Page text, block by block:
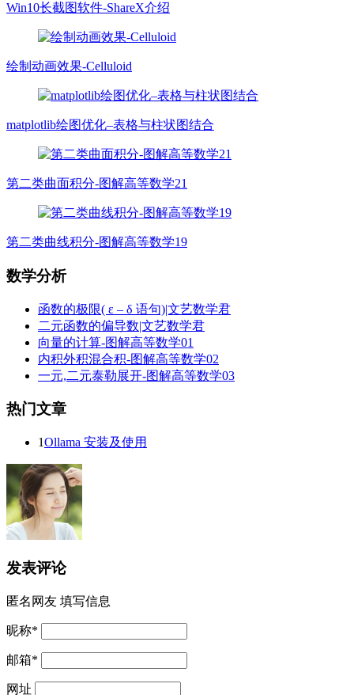
Win10长截图软件-ShareX介绍
绘制动画效果-Celluloid
matplotlib绘图优化–表格与柱状图结合
第二类曲面积分-图解高等数学21
第二类曲线积分-图解高等数学19
数学分析
函数的极限( ε – δ 语句)|文艺数学君
二元函数的偏导数|文艺数学君
向量的计算-图解高等数学01
内积外积混合积-图解高等数学02
一元,二元泰勒展开-图解高等数学03
热门文章
1Ollama 安装及使用
发表评论
匿名网友 填写信息
昵称*
邮箱*
网址